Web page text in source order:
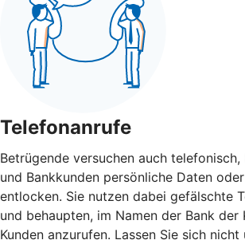
Telefonanrufe
Betrügende versuchen auch telefonisch,
und Bankkunden persönliche Daten
entlocken. Sie nutzen dabei gefälschte
und behaupten, im Namen der Bank der
Kunden anzurufen. Lassen Sie sich